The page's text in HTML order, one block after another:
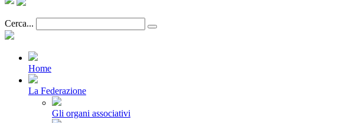
Cerca...
Home
La Federazione
Gli organi associativi